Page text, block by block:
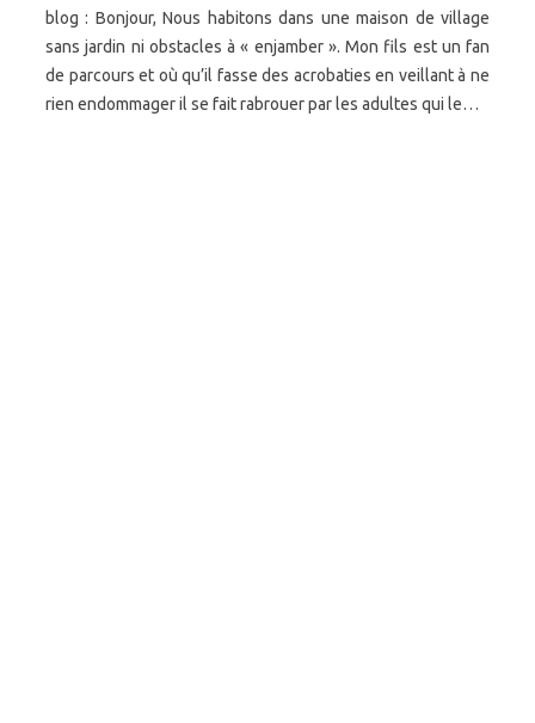
blog : Bonjour, Nous habitons dans une maison de village
sans jardin ni obstacles à « enjamber ». Mon fils est un fan
de parcours et où qu’il fasse des acrobaties en veillant à ne
rien endommager il se fait rabrouer par les adultes qui le…